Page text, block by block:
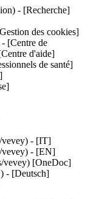
- [Recherche]
des cookies]
[Centre de
d'aide]
de santé]
vevey) - [IT]
vevey) - [EN]
vevey) [OneDoc]
- [Deutsch]